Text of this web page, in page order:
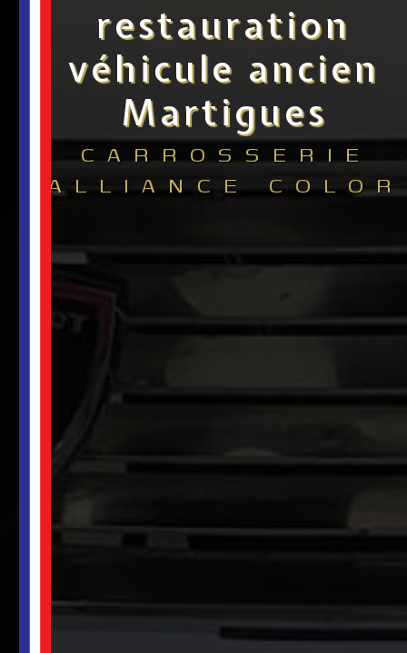
restauration
véhicule ancien
Martigues
CARROSSERIE
ALLIANCE COLOR